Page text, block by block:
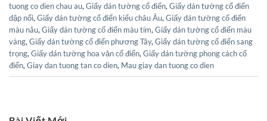
tuong co dien chau au, Giấy dán tường cổ điển, Giấy dán tường cổ điển
dập nổi, Giấy dán tường cổ điển kiểu châu Âu, Giấy dán tường cổ điển
màu nâu, Giấy dán tường cổ điển màu tím, Giấy dán tường cổ điển màu
vàng, Giấy dán tường cổ điển phương Tây, Giấy dán tường cổ điển sang
trọng, Giấy dán tường hoa văn cổ điển, Giấy dán tường phong cách cổ
điển, Giay dan tuong tan co dien, Mau giay dan tuong co dien